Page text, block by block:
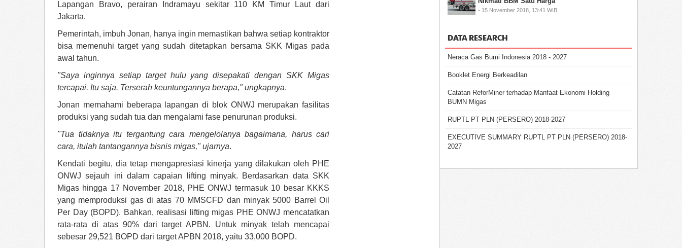
Lapangan Bravo, perairan Indramayu sekitar 110 KM Timur Laut dari
Jakarta.
Pemerintah, imbuh Jonan, hanya ingin memastikan bahwa setiap kontraktor
bisa memenuhi target yang sudah ditetapkan bersama SKK Migas pada
awal tahun.
"Saya inginnya setiap target hulu yang disepakati dengan SKK Migas
tercapai. Itu saja. Terserah keuntungannya berapa," ungkapnya.
Jonan memahami beberapa lapangan di blok ONWJ merupakan fasilitas
produksi yang sudah tua dan mengalami fase penurunan produksi.
"Tua tidaknya itu tergantung cara mengelolanya bagaimana, harus cari
cara, itulah tantangannya bisnis migas," ujarnya.
Kendati begitu, dia tetap mengapresiasi kinerja yang dilakukan oleh PHE
ONWJ sejauh ini dalam capaian lifting minyak. Berdasarkan data SKK
Migas hingga 17 November 2018, PHE ONWJ termasuk 10 besar KKKS
yang memproduksi gas di atas 70 MMSCFD dan minyak 5000 Barrel Oil
Per Day (BOPD). Bahkan, realisasi lifting migas PHE ONWJ mencatatkan
rata-rata di atas 90% dari target APBN. Untuk minyak telah mencapai
sebesar 29,521 BOPD dari target APBN 2018, yaitu 33,000 BOPD.
- 15 November 2018, 13:41 WIB
DATA RESEARCH
Neraca Gas Bumi Indonesia 2018 - 2027
Booklet Energi Berkeadilan
Catatan ReforMiner terhadap Manfaat Ekonomi Holding
BUMN Migas
RUPTL PT PLN (PERSERO) 2018-2027
EXECUTIVE SUMMARY RUPTL PT PLN (PERSERO) 2018-
2027